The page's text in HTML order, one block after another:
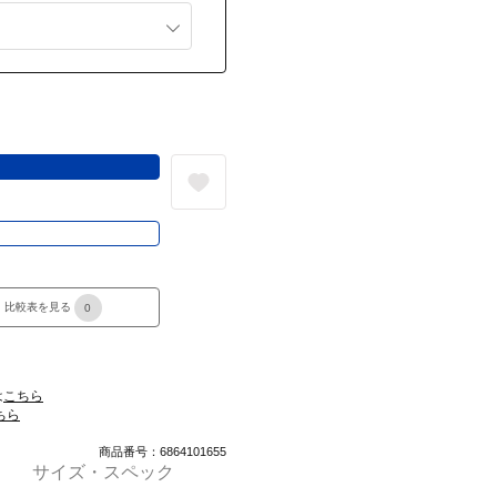
比較表を見る 0
こちら
ら
商品番号：6864101655
サイズ・スペック